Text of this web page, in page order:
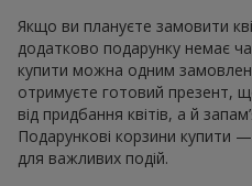
Якщо ви плануєте замовити
додатково подарунку немає
купити можна одним
отримуєте готовий презент,
від придбання квітів, а й
Подарункові корзини купити
для важливих подій.